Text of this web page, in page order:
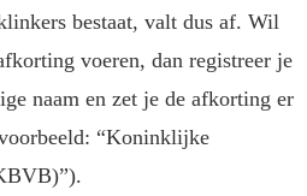
bestaat, valt dus af. Wil
voeren, dan registreer je
naam en zet je de afkorting er
“Koninklijke